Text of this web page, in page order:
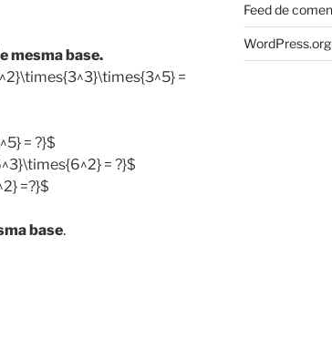
mesma base.
=
= ?}$
= ?}$
=?}$
base.
Feed de
WordPress.org